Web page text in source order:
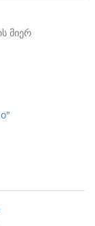
მიერ